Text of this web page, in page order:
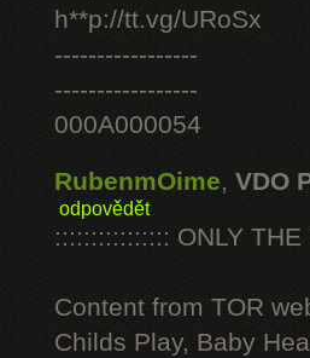
h**p://tt.vg/URoSx
-----------------
-----------------
000A000054
RubenmOime, VDO
odpovědět
:::::::::::::::: ONLY
Content from TOR
Childs Play, Baby